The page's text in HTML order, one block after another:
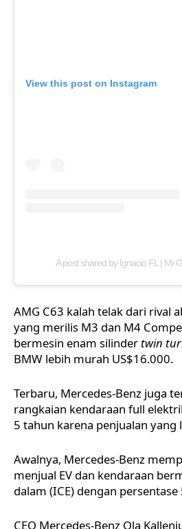
View this post on Instagram
A post shared by Ignacio FL |
AMG C63 kalah telak dari rival
yang merilis M3 dan M4
bermesin enam silinder twin
BMW lebih murah US$16.000.
Terbaru, Mercedes-Benz juga
rangkaian kendaraan full
5 tahun karena penjualan yang
Awalnya, Mercedes-Benz
menjual EV dan kendaraan
dalam (ICE) dengan
CEO Mercedes-Benz Ola